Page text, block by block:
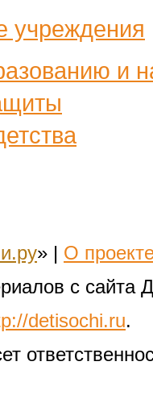
учреждения
и
» | О
с сайта
detisochi.ru.